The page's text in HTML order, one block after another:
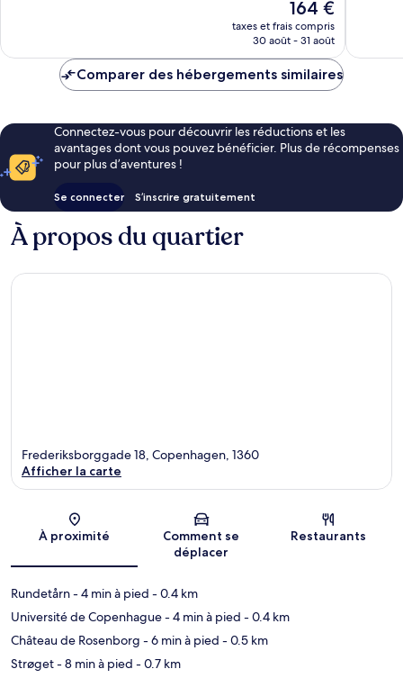
Le
nouveau
prix
de
164 €
taxes et frais compris
30 août - 31 août
Comparer des hébergements similaires
Connectez-vous pour découvrir les réductions et les
avantages dont vous pouvez bénéficier. Plus de récompenses
pour plus d’aventures !
Se connecter S’inscrire gratuitement
À propos du quartier
Carte
Frederiksborggade 18, Copenhagen, 1360
Afficher la carte
À proximité
Comment se
déplacer
Restaurants
Rundetårn- 4 min à pied - 0.4 km
Université de Copenhague- 4 min à pied - 0.4 km
Château de Rosenborg - 6 min à pied - 0.5 km
Strøget- 8 min à pied - 0.7 km